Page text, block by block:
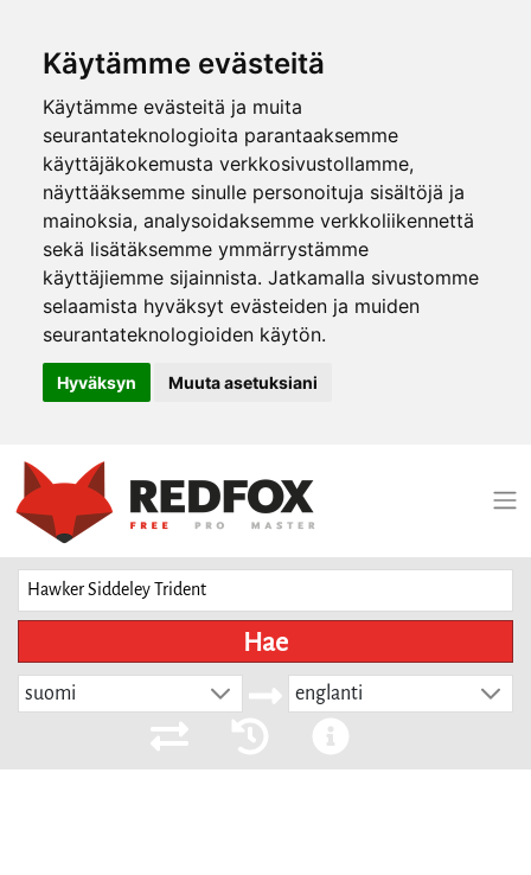
Käytämme evästeitä
Käytämme evästeitä ja muita
seurantateknologioita parantaaksemme
käyttäjäkokemusta verkkosivustollamme,
näyttääksemme sinulle personoituja sisältöjä ja
mainoksia, analysoidaksemme verkkoliikennettä
sekä lisätäksemme ymmärrystämme
käyttäjiemme sijainnista. Jatkamalla sivustomme
selaamista hyväksyt evästeiden ja muiden
seurantateknologioiden käytön.
Hyväksyn Muuta asetuksiani
Hae
suomi englanti